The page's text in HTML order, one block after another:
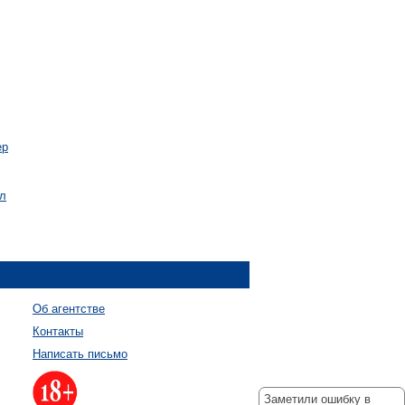
Об агентстве
Контакты
Написать письмо
Заметили ошибку в